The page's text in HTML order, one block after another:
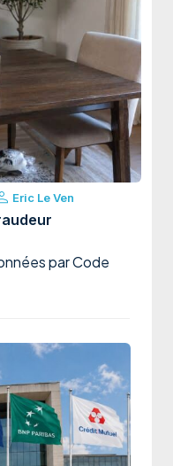
Eric Le Ven
par Code